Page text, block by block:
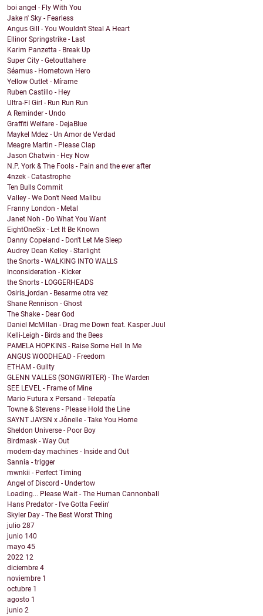
boi angel - Fly With You
Jake n' Sky - Fearless
Angus Gill - You Wouldn't Steal A Heart
Ellinor Springstrike - Last
Karim Panzetta - Break Up
Super City - Getouttahere
Séamus - Hometown Hero
Yellow Outlet - Mírame
Ruben Castillo - Hey
Ultra-FI Girl - Run Run Run
A Reminder - Undo
Graffiti Welfare - DejaBlue
Maykel Mdez - Un Amor de Verdad
Meagre Martin - Please Clap
Jason Chatwin - Hey Now
N.P. York & The Fools - Pain and the ever after
4nzek - Catastrophe
Ten Bulls Commit
Valley - We Don't Need Malibu
Franny London - Metal
Janet Noh - Do What You Want
EightOneSix - Let It Be Known
Danny Copeland - Don't Let Me Sleep
Audrey Dean Kelley - Starlight
the Snorts - WALKING INTO WALLS
Inconsideration - Kicker
the Snorts - LOGGERHEADS
Osiris_jordan - Besarme otra vez
Shane Rennison - Ghost
The Shake - Dear God
Daniel McMillan - Drag me Down feat. Kasper Juul
Kelli-Leigh - Birds and the Bees
PAMELA HOPKINS - Raise Some Hell In Me
ANGUS WOODHEAD - Freedom
ETHAM - Guilty
GLENN VALLES (SONGWRITER) - The Warden
SEE LEVEL - Frame of Mine
Mario Futura x Persand - Telepatía
Towne & Stevens - Please Hold the Line
SAYNT JAYSN x Jônelle - Take You Home
Sheldon Universe - Poor Boy
Birdmask - Way Out
modern-day machines - Inside and Out
Sannia - trigger
mwnkii - Perfect Timing
Angel of Discord - Undertow
Loading... Please Wait - The Human Cannonball
Hans Predator - I've Gotta Feelin'
Skyler Day - The Best Worst Thing
julio 287
junio 140
mayo 45
2022 12
diciembre 4
noviembre 1
octubre 1
agosto 1
junio 2